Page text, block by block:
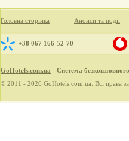
Головна сторінка Анонси та події
+38 067 166-52-70
GoHotels.com.ua - Система
© 2011 - 2026 GoHotels.com.ua. Всі права